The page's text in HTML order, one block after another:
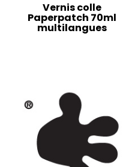
Vernis colle
Paperpatch 70ml
multilangues